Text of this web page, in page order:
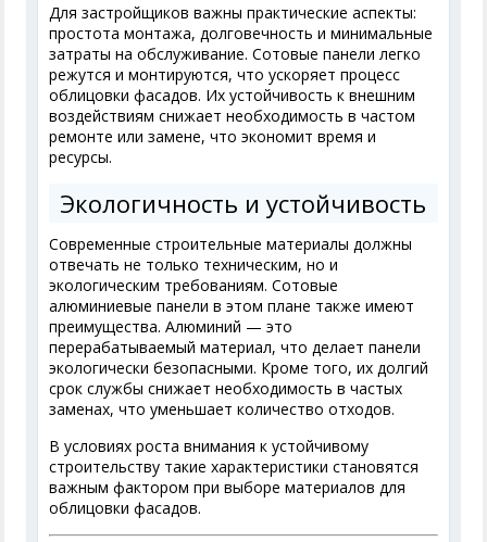
Для застройщиков важны практические аспекты:
простота монтажа, долговечность и минимальные
затраты на обслуживание. Сотовые панели легко
режутся и монтируются, что ускоряет процесс
облицовки фасадов. Их устойчивость к внешним
воздействиям снижает необходимость в частом
ремонте или замене, что экономит время и
ресурсы.
Экологичность и устойчивость
Современные строительные материалы должны
отвечать не только техническим, но и
экологическим требованиям. Сотовые
алюминиевые панели в этом плане также имеют
преимущества. Алюминий — это
перерабатываемый материал, что делает панели
экологически безопасными. Кроме того, их долгий
срок службы снижает необходимость в частых
заменах, что уменьшает количество отходов.
В условиях роста внимания к устойчивому
строительству такие характеристики становятся
важным фактором при выборе материалов для
облицовки фасадов.